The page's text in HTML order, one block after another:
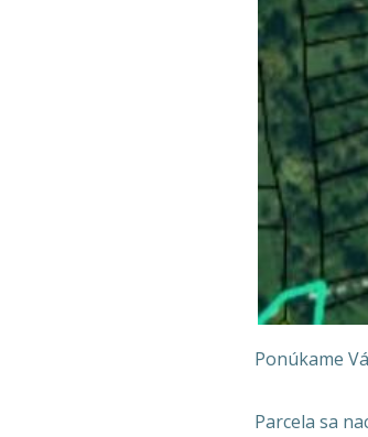
Ponúkame
Parcela sa